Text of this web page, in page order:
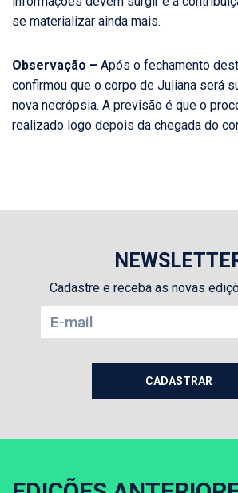
se materializar ainda mais.
Observação – Após o fechamento
confirmou que o corpo de Juliana será
nova necrópsia. A previsão é que o
realizado logo depois da chegada do
Cadastre e receba as novas